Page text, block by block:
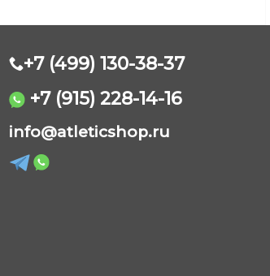
+7 (499) 130-38-37
+7 (915) 228-14-16
info@atleticshop.ru
Обычно отвечаем быстро